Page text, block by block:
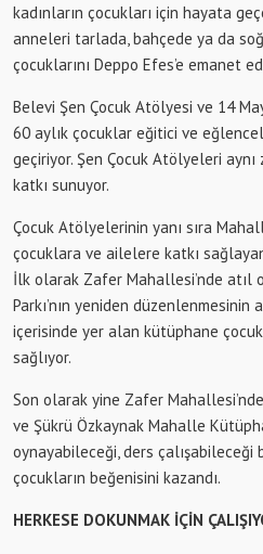
kadınların çocukları için hayata
anneleri tarlada, bahçede ya da
çocuklarını Deppo Efes’e emanet
Belevi Şen Çocuk Atölyesi ve 14
60 aylık çocuklar eğitici ve
geçiriyor. Şen Çocuk Atölyeleri aynı
katkı sunuyor.
Çocuk Atölyelerinin yanı sıra
çocuklara ve ailelere katkı
İlk olarak Zafer Mahallesi’nde atıl
Parkı’nın yeniden düzenlenmesinin
içerisinde yer alan kütüphane
sağlıyor.
Son olarak yine Zafer Mahallesi’nde
ve Şükrü Özkaynak Mahalle
oynayabileceği, ders
çocukların beğenisini kazandı.
HERKESE DOKUNMAK İÇİN